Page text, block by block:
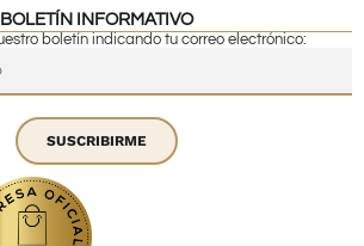
BOLETÍN INFORMATIVO
boletín indicando tu correo electrónico:
SUSCRIBIRME